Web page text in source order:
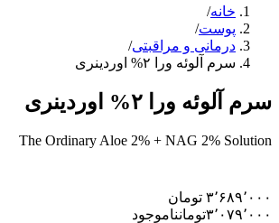
خانه/
پوست/
درمانی و مراقبتی/
سرم آلوئه ورا ۲% اوردینری
سرم آلوئه ورا ۲% اوردینری
The Ordinary Aloe 2% + NAG 2% Solution
۳٬۶۸۹٬۰۰۰ تومان
۳٬۰۷۹٬۰۰۰تومانناموجود